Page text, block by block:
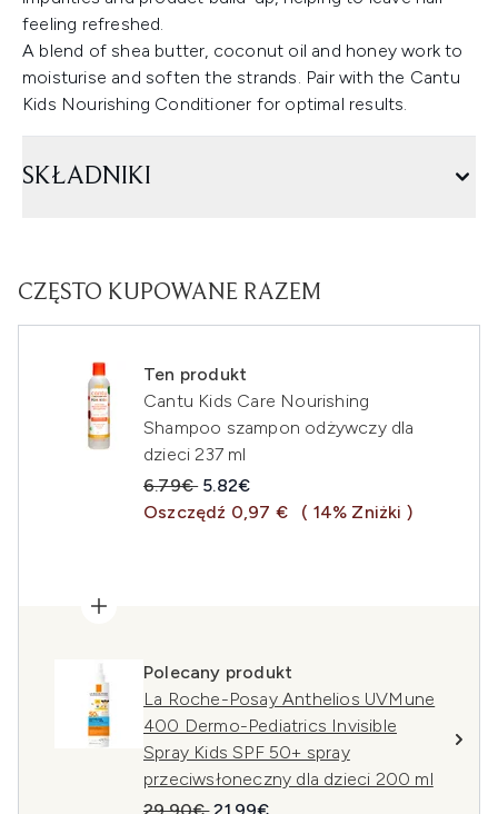
feeling refreshed.
A blend of shea butter, coconut oil and honey work to
moisturise and soften the strands. Pair with the Cantu
Kids Nourishing Conditioner for optimal results.
SKŁADNIKI
CZĘSTO KUPOWANE RAZEM
Ten produkt
Cantu Kids Care Nourishing
Shampoo szampon odżywczy dla
dzieci 237 ml
Sugerowana cena detaliczna:
6.79€ Aktualna cena:
5.82€
Oszczędź 0,97 €
( 14% Zniżki )
Polecany produkt
La Roche-Posay Anthelios UVMune
400 Dermo-Pediatrics Invisible
Spray Kids SPF 50+ spray
przeciwsłoneczny dla dzieci 200 ml
Sugerowana cena detaliczna:
Aktualna cena: